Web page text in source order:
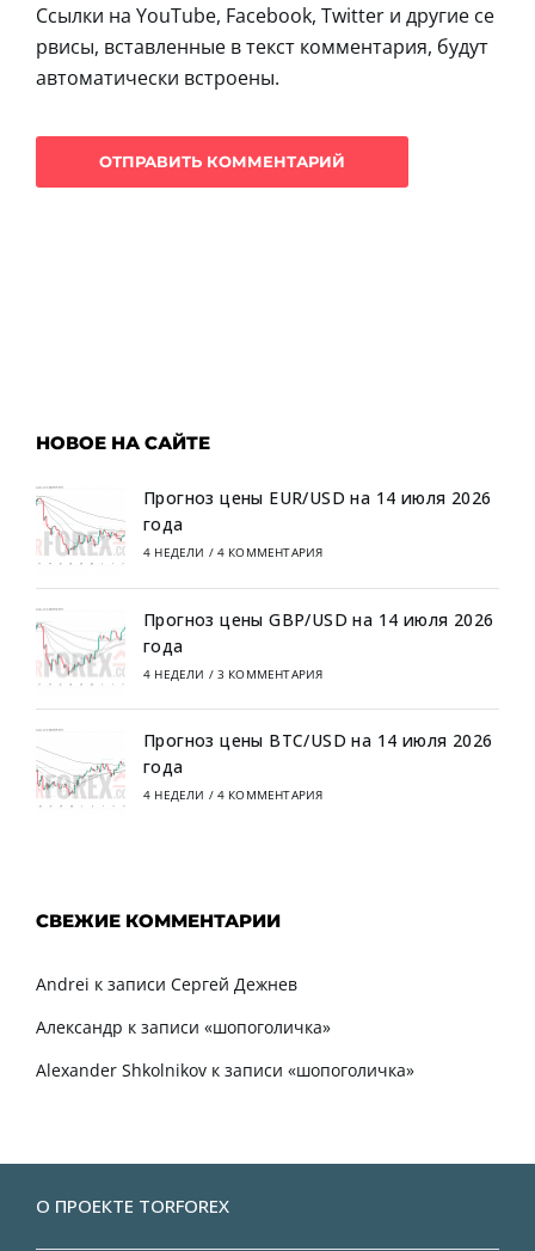
Ссылки на YouTube, Facebook, Twitter и другие се
рвисы, вставленные в текст комментария, будут
автоматически встроены.
НОВОЕ НА САЙТЕ
Прогноз цены EUR/USD на 14 июля 2026
года
4 НЕДЕЛИ / 4 КОММЕНТАРИЯ
Прогноз цены GBP/USD на 14 июля 2026
года
4 НЕДЕЛИ / 3 КОММЕНТАРИЯ
Прогноз цены BTC/USD на 14 июля 2026
года
4 НЕДЕЛИ / 4 КОММЕНТАРИЯ
СВЕЖИЕ КОММЕНТАРИИ
Andrei к записи Сергей Дежнев
Александр к записи «шопоголичка»
Alexander Shkolnikov к записи «шопоголичка»
О ПРОЕКТЕ TORFOREX